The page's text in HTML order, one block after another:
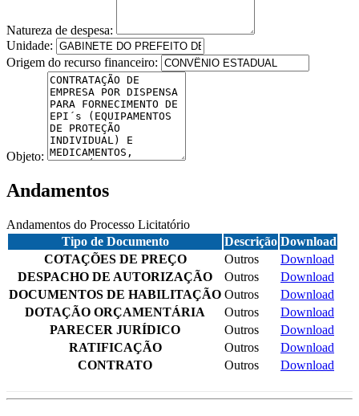
Natureza de despesa:
Unidade:
Origem do recurso financeiro:
Objeto:
Andamentos
Andamentos do Processo Licitatório
Tipo de Documento
Descrição Download
COTAÇÕES DE PREÇO
Outros
Download
DESPACHO DE AUTORIZAÇÃO
Outros
Download
DOCUMENTOS DE HABILITAÇÃO Outros
Download
DOTAÇÃO ORÇAMENTÁRIA
Outros
Download
PARECER JURÍDICO
Outros
Download
RATIFICAÇÃO
Outros
Download
CONTRATO
Outros Download